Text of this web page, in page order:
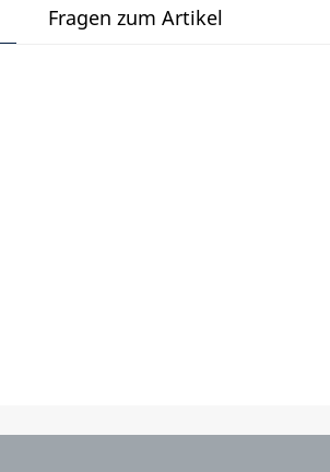
Fragen zum Artikel